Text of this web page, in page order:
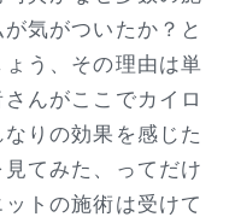
気がついたか？と
う、その理由は単
んがここでカイロ
りの効果を感じた
てみた、ってだけ
トの施術は受けて